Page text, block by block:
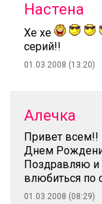
Настена
Хе хе
серий!!
01.03.2008 (13:20)
Алечка
Привет всем!!
Днем
Поздравляю и
влюбиться по
01.03.2008 (08:29)